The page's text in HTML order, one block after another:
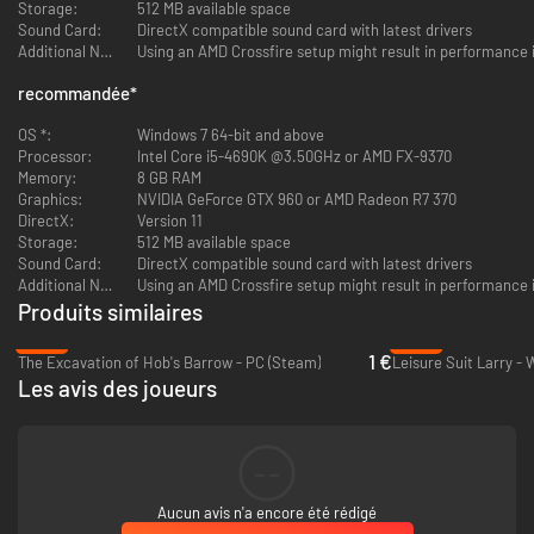
la station, ou recyclez votre propre urine pour préparer un "délicieux"
repas. Le Bento regorge de détails et de moyens passionnants d'interagir
avec votre environnement.
Storage:
512 MB available space
Sound Card:
DirectX compatible sound card with latest drivers
Additional Notes:
Using an AMD Crossfire setup might result in performance
recommandée*
OS *:
Windows 7 64-bit and above
Processor:
Intel Core i5-4690K @3.50GHz or AMD FX-9370
Memory:
8 GB RAM
Graphics:
NVIDIA GeForce GTX 960 or AMD Radeon R7 370
DirectX:
Version 11
Storage:
512 MB available space
Sound Card:
DirectX compatible sound card with latest drivers
Additional Notes:
Using an AMD Crossfire setup might result in performance
Produits similaires
The Excavation of Hob's Barrow - PC (Steam)
1 €
Les avis des joueurs
Aucun avis n'a encore été rédigé